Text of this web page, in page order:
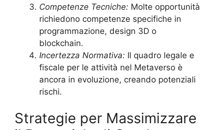
Competenze Tecniche: Molte opportunità
richiedono competenze specifiche in
programmazione, design 3D o
blockchain.
Incertezza Normativa: Il quadro legale e
fiscale per le attività nel Metaverso è
ancora in evoluzione, creando potenziali
rischi.
Strategie per Massimizzare